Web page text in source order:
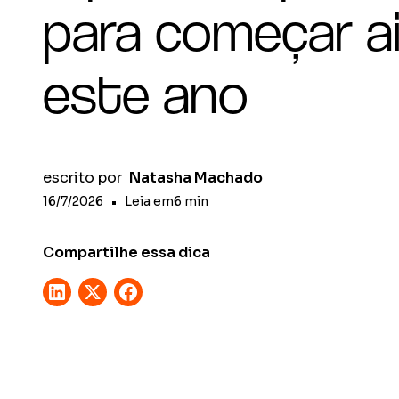
para começar
este ano
escrito por Natasha Machado
16/7/2026 • Leia em6 min
Compartilhe essa dica